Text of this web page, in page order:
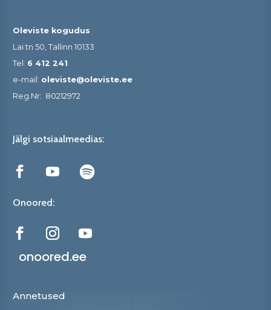
Oleviste kogudus
Lai tn 50, Tallinn 10133
Tel: 6 412 241
e-mail: oleviste@oleviste.ee
Reg.Nr: 80212972
Jälgi sotsiaalmeedias:
Onoored:
onoored.ee
Annetused